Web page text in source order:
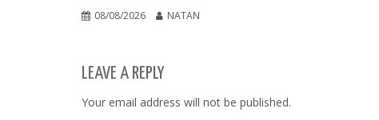
08/08/2026 NATAN
LEAVE A REPLY
Your email address will not be published.